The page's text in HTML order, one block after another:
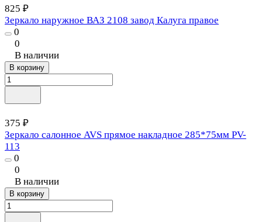
825 ₽
Зеркало наружное ВАЗ 2108 завод Калуга правое
0
0
В наличии
В корзину
375 ₽
Зеркало салонное AVS прямое накладное 285*75мм PV-
113
0
0
В наличии
В корзину